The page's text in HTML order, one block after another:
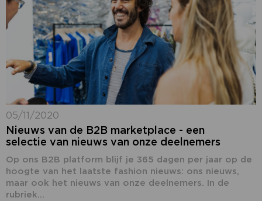
05/11/2020
Nieuws van de B2B marketplace - een
selectie van nieuws van onze deelnemers
Op ons B2B platform blijf je 365 dagen per jaar op de
hoogte van het laatste fashion nieuws: ons nieuws,
maar ook het nieuws van onze deelnemers. In de
rubriek...